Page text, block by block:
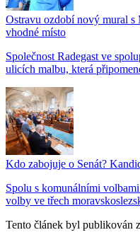
Ostravu ozdobí nový mural
vhodné místo
Společnost Radegast ve
ulicích malbu, která
Kdo zabojuje o Senát?
Spolu s komunálními
volby ve třech
Tento článek byl publikován